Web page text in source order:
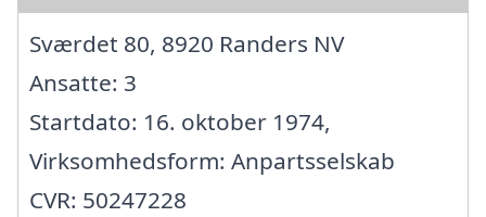
Sværdet 80, 8920 Randers NV
Ansatte: 3
Startdato: 16. oktober 1974,
Virksomhedsform: Anpartsselskab
CVR: 50247228